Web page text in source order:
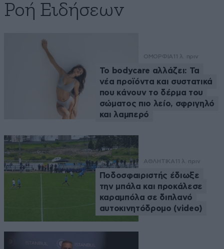
Ροή Ειδήσεων
ΟΜΟΡΦΙΑ 11 λ. πριν
Το bodycare αλλάζει: Τα
νέα προϊόντα και συστατικά
που κάνουν το δέρμα του
σώματος πιο λείο, σφριγηλό
και λαμπερό
ΑΘΛΗΤΙΚΑ 11 λ. πριν
Ποδοσφαιριστής έδιωξε
την μπάλα και προκάλεσε
καραμπόλα σε διπλανό
αυτοκινητόδρομο (video)